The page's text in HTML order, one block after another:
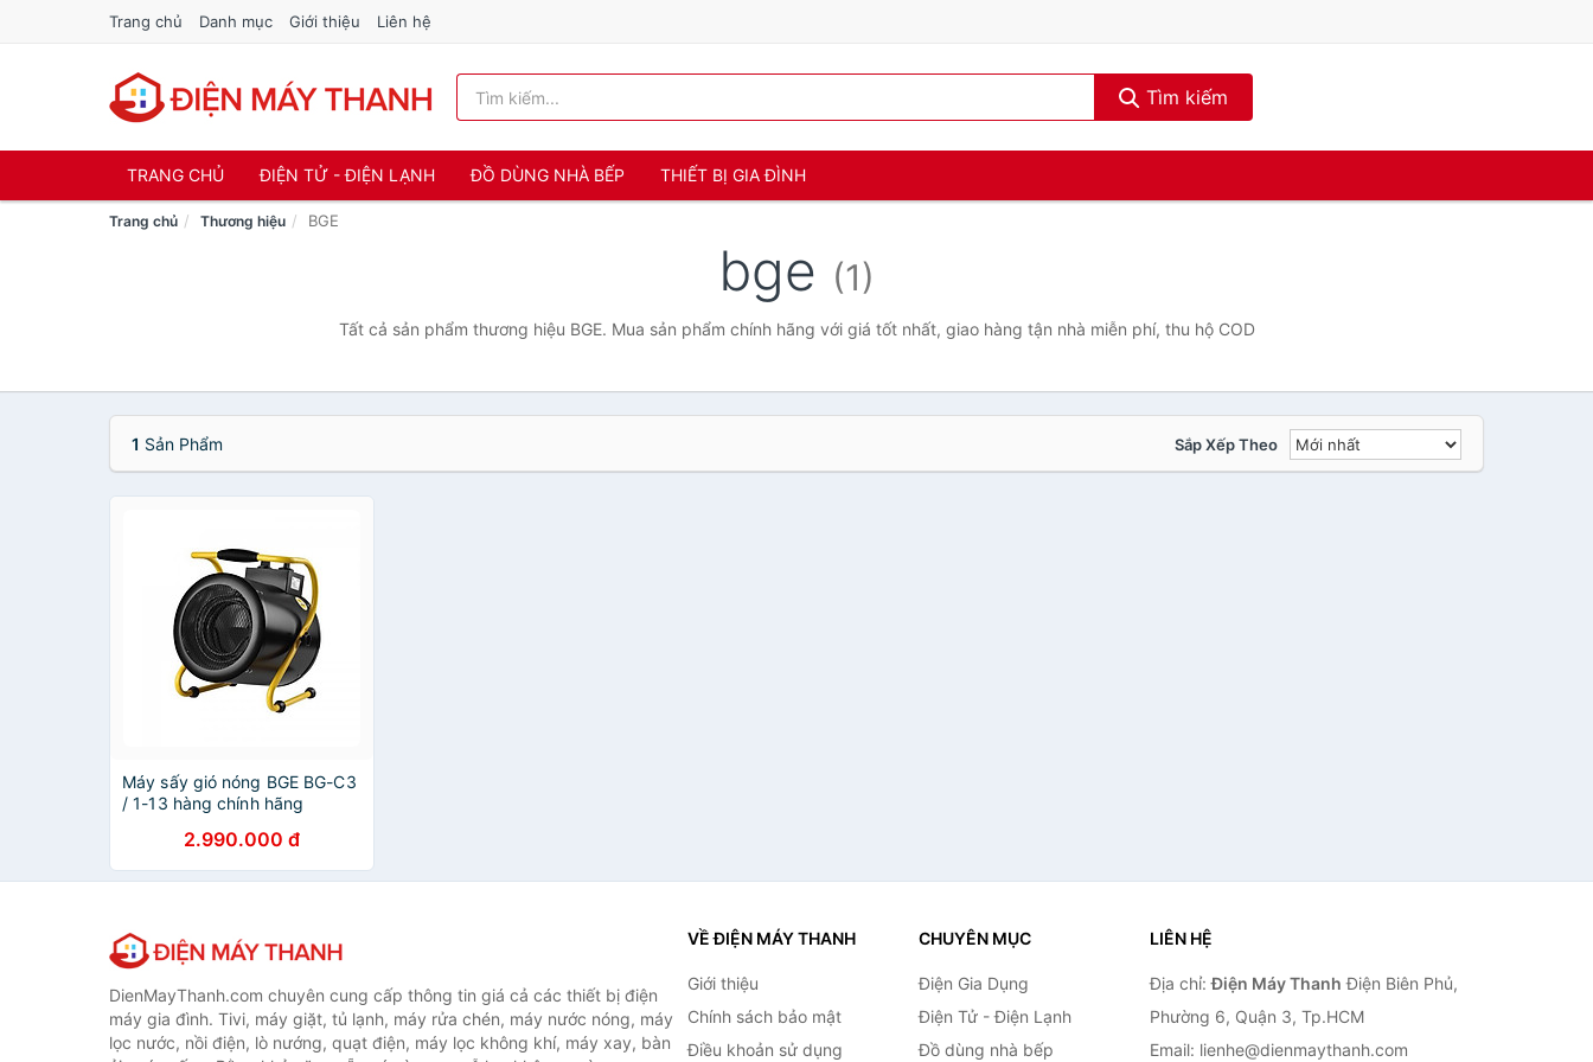
Trang chủ Danh mục Giới thiệu Liên hệ
Tìm kiếm
TRANG CHỦ ĐIỆN TỬ - ĐIỆN LẠNH ĐỒ DÙNG NHÀ BẾP THIẾT BỊ GIA ĐÌNH
Trang chủ Thương hiệu BGE
bge (1)
Tất cả sản phẩm thương hiệu BGE. Mua sản phẩm chính hãng với giá tốt nhất, giao hàng tận nhà miễn phí, thu hộ COD
1 Sản Phẩm Sắp Xếp Theo
Máy sấy gió nóng BGE BG-C3
/ 1-13 hàng chính hãng
2.990.000 đ
DienMayThanh.com chuyên cung cấp thông tin giá cả các thiết bị điện
máy gia đình. Tivi, máy giặt, tủ lạnh, máy rửa chén, máy nước nóng, máy
lọc nước, nồi điện, lò nướng, quạt điện, máy lọc không khí, máy xay, bàn
VỀ ĐIỆN MÁY THANH
Giới thiệu
Chính sách bảo mật
Điều khoản sử dụng
CHUYÊN MỤC
Điện Gia Dụng
Điện Tử - Điện Lạnh
Đồ dùng nhà bếp
LIÊN HỆ
Địa chỉ:Điện Máy Thanh Điện Biên Phủ,
Phường 6, Quận 3, Tp.HCM
Email: lienhe@dienmaythanh.com